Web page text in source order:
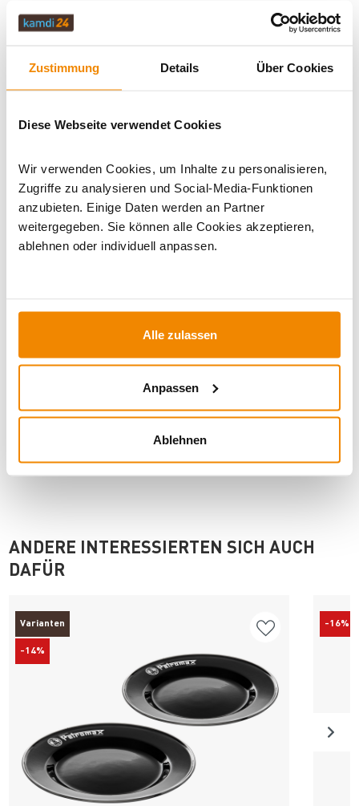
Zustimmung Details Über Cookies
Diese Webseite verwendet Cookies
Wir verwenden Cookies, um Inhalte zu personalisieren,
Zugriffe zu analysieren und Social-Media-Funktionen
anzubieten. Einige Daten werden an Partner
weitergegeben. Sie können alle Cookies akzeptieren,
ablehnen oder individuell anpassen.
Alle zulassen
Anpassen
Ablehnen
WICHTIGE INFOS
Artikeldatenblatt drucken
Geschenke für einen gemütlichen Grillabend
für Camper & Outdoorfans|Geschenke für Hobbyköche|
Muttertag
ANDERE INTERESSIERTEN SICH AUCH
DAFÜR
Varianten
-14%
-16%